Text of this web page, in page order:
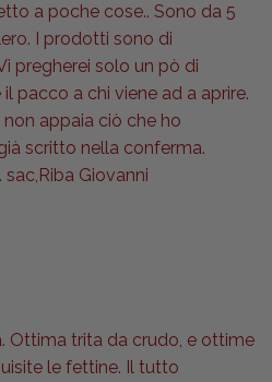
a poche cose.. Sono da 5
I prodotti sono di
pregherei solo un pò di
pacco a chi viene ad a aprire.
appaia ciò che ho
scritto nella conferma.
Giovanni
Ottima trita da crudo, e ottime
le fettine. Il tutto